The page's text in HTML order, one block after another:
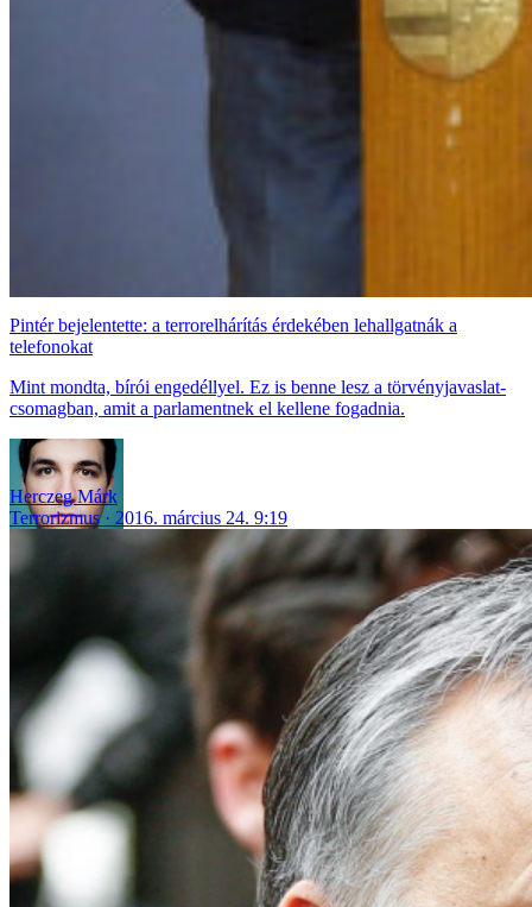
Pintér bejelentette: a terrorelhárítás érdekében lehallgatnák a
telefonokat
Mint mondta, bírói engedéllyel. Ez is benne lesz a törvényjavaslat-
csomagban, amit a parlamentnek el kellene fogadnia.
Herczeg Márk
Terrorizmus
2016. március 24. 9:19